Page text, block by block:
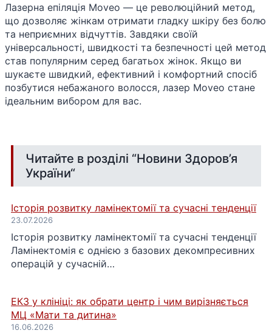
Лазерна епіляція Moveo — це революційний метод,
що дозволяє жінкам отримати гладку шкіру без болю
та неприємних відчуттів. Завдяки своїй
універсальності, швидкості та безпечності цей метод
став популярним серед багатьох жінок. Якщо ви
шукаєте швидкий, ефективний і комфортний спосіб
позбутися небажаного волосся, лазер Moveo стане
ідеальним вибором для вас.
Читайте в розділі “Новини Здоров’я
України“
Історія розвитку ламінектомії та сучасні тенденції
23.07.2026
Історія розвитку ламінектомії та сучасні тенденції
Ламінектомія є однією з базових декомпресивних
операцій у сучасній…
ЕКЗ у клініці: як обрати центр і чим вирізняється
МЦ «Мати та дитина»
16.06.2026